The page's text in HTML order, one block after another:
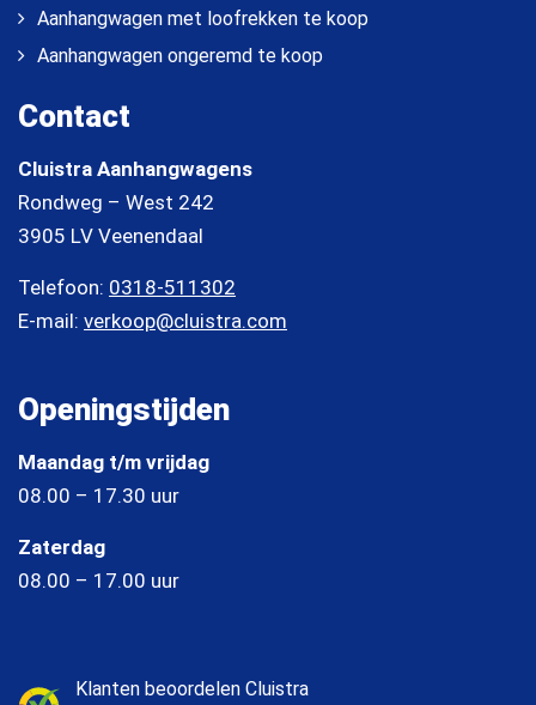
Aanhangwagen met loofrekken te koop
Aanhangwagen ongeremd te koop
Contact
Cluistra Aanhangwagens
Rondweg – West 242
3905 LV Veenendaal
Telefoon: 0318-511302
E-mail: verkoop@cluistra.com
Openingstijden
Maandag t/m vrijdag
08.00 – 17.30 uur
Zaterdag
08.00 – 17.00 uur
Klanten beoordelen Cluistra